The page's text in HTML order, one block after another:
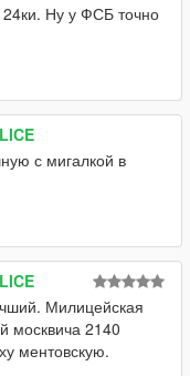
Ну у ФСБ точно
с мигалкой в
Милицейская
москвича 2140
ментовскую.